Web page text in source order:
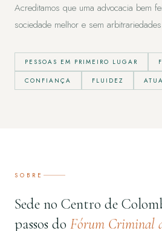
Acreditamos que uma advocacia bem
sociedade melhor e sem
PESSOAS EM PRIMEIRO LUGAR
CONFIANÇA FLUIDEZ
SOBRE
Sede no Centro de
passos do Fórum Criminal